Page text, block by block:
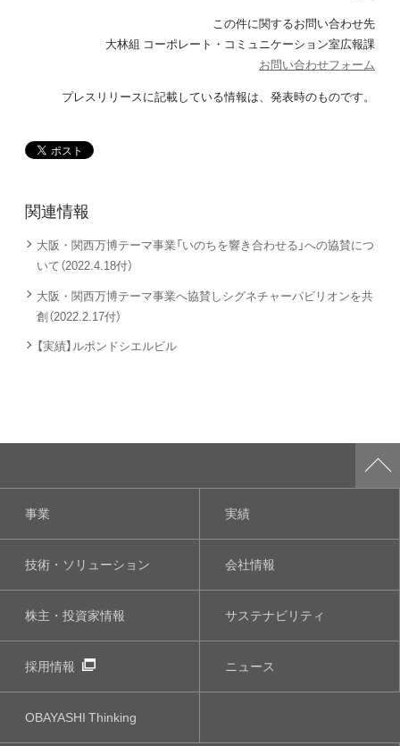
この件に関するお問い合わせ先
大林組 コーポレート・コミュニケーション室広報課
お問い合わせフォーム
プレスリリースに記載している情報は、発表時のものです。
関連情報
大阪・関西万博テーマ事業「いのちを響き合わせる」への協賛につ
いて（2022.4.18付）
大阪・関西万博テーマ事業へ協賛しシグネチャーパビリオンを共
創（2022.2.17付）
【実績】ルポンドシエルビル
事業 実績
技術・ソリューション 会社情報
株主・投資家情報 サステナビリティ
採用情報 ニュース
OBAYASHIThinking